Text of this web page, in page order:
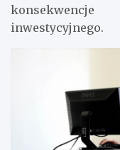
inwestycyjnego.